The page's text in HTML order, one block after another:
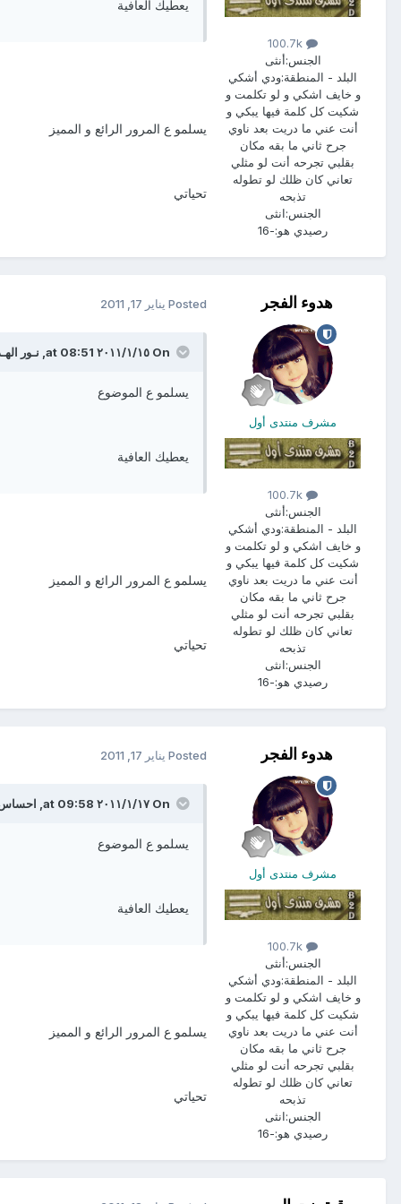
الجنس:أنثى
البلد - المنطقة:ودي أشكي
و خايف اشكي و لو تكلمت و
شكيت كل كلمة فيها يبكي و
أنت عني ما دريت بعد ناوي
جرح ثاني ما بقه مكان
بقلبي تجرحه أنت لو مثلي
تعاني كان ظلك لو تطوله
تذبحه
الجنس:انثى
رصيدي هو:-16
يعطيك العافية
يسلمو ع المرور الرائع و المميز
تحياتي
هدوء الفجر
مشرف منتدى أول
الجنس:أنثى
البلد - المنطقة:ودي أشكي
و خايف اشكي و لو تكلمت و
شكيت كل كلمة فيها يبكي و
أنت عني ما دريت بعد ناوي
جرح ثاني ما بقه مكان
بقلبي تجرحه أنت لو مثلي
تعاني كان ظلك لو تطوله
تذبحه
الجنس:انثى
رصيدي هو:-16
Posted يناير 17, 2011
On ١٥‏/١‏/٢٠١١ at 08:51, نـور الهـدى said:
يسلمو ع الموضوع
يعطيك العافية
يسلمو ع المرور الرائع و المميز
تحياتي
هدوء الفجر
مشرف منتدى أول
الجنس:أنثى
البلد - المنطقة:ودي أشكي
و خايف اشكي و لو تكلمت و
شكيت كل كلمة فيها يبكي و
أنت عني ما دريت بعد ناوي
جرح ثاني ما بقه مكان
بقلبي تجرحه أنت لو مثلي
تعاني كان ظلك لو تطوله
تذبحه
الجنس:انثى
رصيدي هو:-16
Posted يناير 17, 2011
On ١٧‏/١‏/٢٠١١ at 09:58, احساس طفله said:
يسلمو ع الموضوع
يعطيك العافية
يسلمو ع المرور الرائع و المميز
تحياتي